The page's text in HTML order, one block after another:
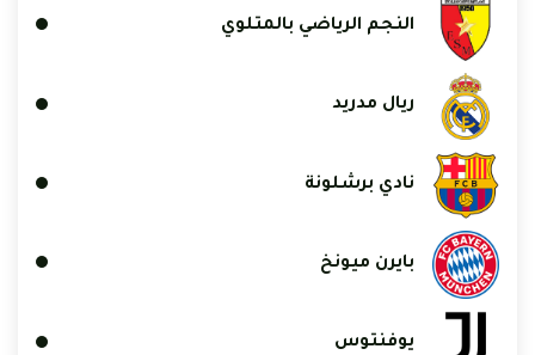
النجم الرياضي بالمتلوي
ريال مدريد
نادي برشلونة
بايرن ميونخ
يوفنتوس